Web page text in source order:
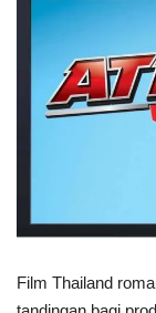
Film Thailand